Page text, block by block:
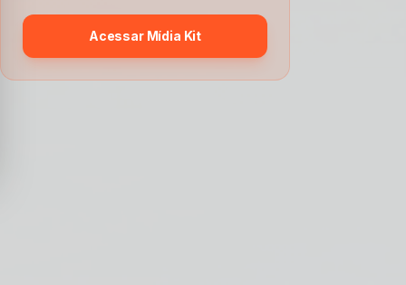
Acessar Mídia Kit